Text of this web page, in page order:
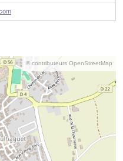
© contributeurs OpenStreetMap